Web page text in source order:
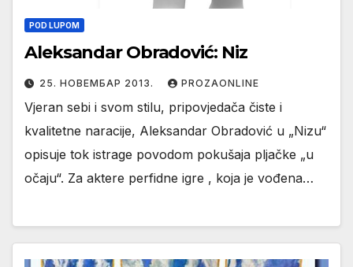
POD LUPOM
Aleksandar Obradović: Niz
25. НОВЕМБАР 2013. PROZAONLINE
Vjeran sebi i svom stilu, pripovjedača čiste i
kvalitetne naracije, Aleksandar Obradović u „Nizu“
opisuje tok istrage povodom pokušaja pljačke „u
očaju“. Za aktere perfidne igre , koja je vođena…